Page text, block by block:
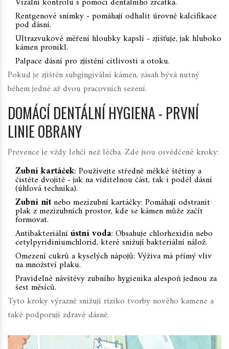
Rentgenové snímky - pomáhají odhalit úrovně kalcifikace
pod dásní.
Ultrazvukové měření hloubky kapslí - zjišťuje, jak hluboko
kámen pronikl.
Palpace dásní pro zjistění citlivosti a otoku.
Pokud je zjištěn subgingivální kámen, zásah bývá nutný
během jedné až dvou pracovních sezení.
DOMÁCÍ DENTÁLNÍ HYGIENA - PRVNÍ
LINIE OBRANY
Prevence je vždy lehčí než léčba. Zde jsou osvědčené kroky:
Zubní kartáček: Používejte středně měkké štětiny a
čistěte dvojitě - jak na viditelnou část, tak i podél dásní
(úhlová technika).
Zubní nitnebo mezizubní kartáčky: Pomáhají odstranit
plak z mezizubních prostor, kde se kámen může začít
formovat.
Antibakteriálníústní voda: Obsahuje chlorhexidin nebo
cetylpyridiniumchlorid, které snižují bakteriální nálož.
Omezení cukrů a kyselých nápojů: Výživa má přímý vliv
na množství plaku.
Pravidelné návštěvy zubního hygienika alespoň jednou za
šest měsíců.
Tyto kroky výrazně snižují riziko tvorby nového kamene a
také podporují zdravé dásně.